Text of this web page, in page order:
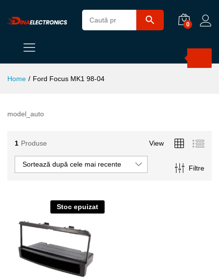
0
Home / Ford Focus MK1 98-04
model_auto
1 Produse View
Filtre
Sortează după cele mai recente
Stoc epuizat